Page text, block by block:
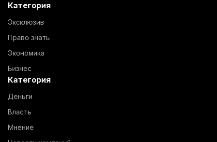
Категория
Эксклюзив
Право знать
Экономика
Бизнес
Категория
Деньги
Власть
Мнение